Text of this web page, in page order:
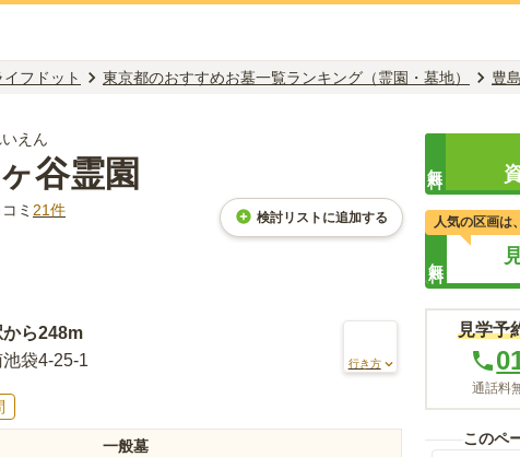
イフドット 東京都のおすすめお墓一覧ランキング（霊園・墓地） 豊
えん
谷霊園
ミ 21件 検討リストに追加する
ら248m
袋4-25-1
行き方
一般墓
人気の区画は
見学予
通話料
このペ